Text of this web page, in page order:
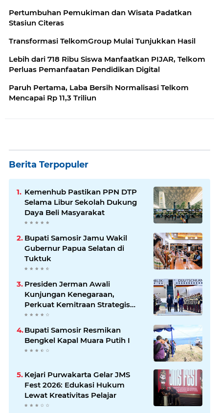
Pertumbuhan Pemukiman dan Wisata Padatkan
Stasiun Citeras
Transformasi TelkomGroup Mulai Tunjukkan Hasil
Lebih dari 718 Ribu Siswa Manfaatkan PIJAR, Telkom
Perluas Pemanfaatan Pendidikan Digital
Paruh Pertama, Laba Bersih Normalisasi Telkom
Mencapai Rp 11,3 Triliun
Berita Terpopuler
Kemenhub Pastikan PPN DTP
Selama Libur Sekolah Dukung
Daya Beli Masyarakat
Bupati Samosir Jamu Wakil
Gubernur Papua Selatan di
Tuktuk
Presiden Jerman Awali
Kunjungan Kenegaraan,
Perkuat Kemitraan Strategis
Indonesia–Jerman
Bupati Samosir Resmikan
Bengkel Kapal Muara Putih I
Kejari Purwakarta Gelar JMS
Fest 2026: Edukasi Hukum
Lewat Kreativitas Pelajar